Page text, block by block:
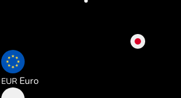
EUR Euro